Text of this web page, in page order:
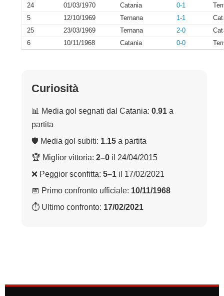
24
01/03/1970 Catania 0-1
5
12/10/1969 Ternana 1-1
25
23/03/1969 Ternana 2-0
6
10/11/1968 Catania 0-0
Curiosità
📊 Media gol segnati dal Catania: 0.91 a
partita
🛡 Media gol subiti: 1.15 a partita
🏆 Miglior vittoria: 2–0 il 24/04/2015
❌ Peggior sconfitta: 5–1 il 17/02/2021
📅 Primo confronto ufficiale: 10/11/1968
⏱ Ultimo confronto: 17/02/2021